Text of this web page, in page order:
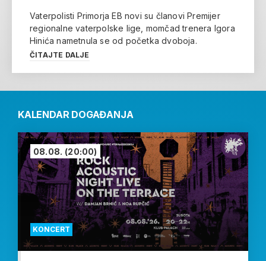
Vaterpolisti Primorja EB novi su članovi Premijer
regionalne vaterpolske lige, momčad trenera Igora
Hinića nametnula se od početka dvoboja.
ČITAJTE DALJE
KALENDAR DOGAĐANJA
KONCERT
08.08. (20:00)